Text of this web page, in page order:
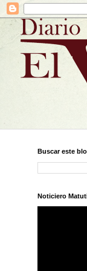
Buscar este
Noticiero